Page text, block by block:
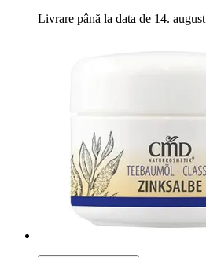
Livrare până la data de 14. august